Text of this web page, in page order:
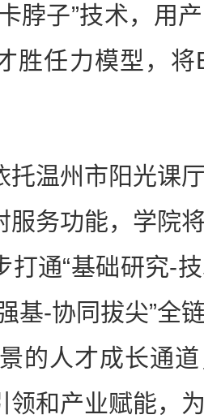
脖子”技术，用
胜任力模型，
温州市阳光课厅
服务功能，学院
打通“基础研究-
基-协同拔尖”全
的人才成长通
领和产业赋能，